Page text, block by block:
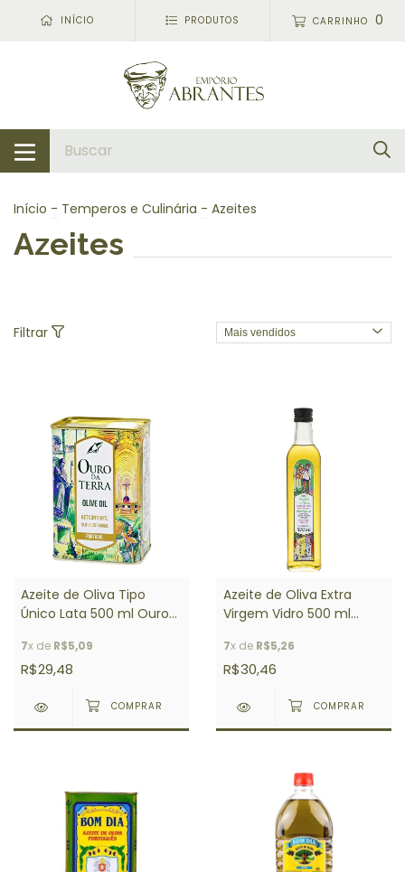
INÍCIO PRODUTOS CARRINHO 0
Início - Temperos e Culinária - Azeites
Azeites
Filtrar
Azeite de Oliva Tipo
Único Lata 500 ml Ouro
7x de R$5,09
R$29,48
Azeite de Oliva Extra
Virgem Vidro 500 ml
7x de R$5,26
R$30,46